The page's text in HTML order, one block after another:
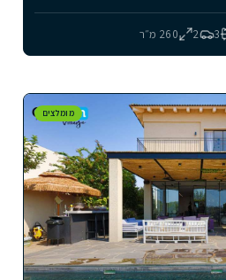
3
2
260מ״ר
מומלצים